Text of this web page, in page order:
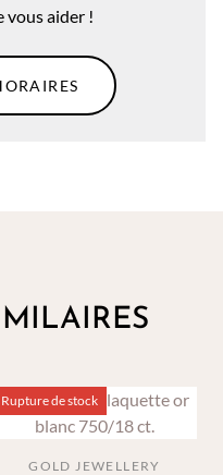
vous aider !
Rupture de stock
GOLD JEWELLERY